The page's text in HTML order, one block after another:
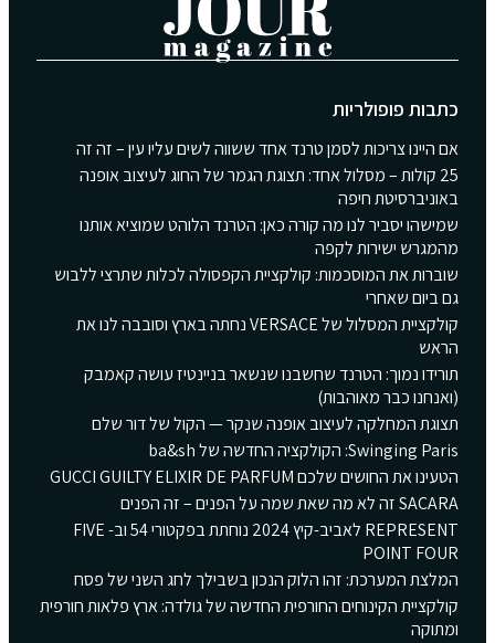
כתבות פופולריות
אם היינו צריכות לסמן טרנד אחד ששווה לשים עליו עין – זה זה
25 קולות – מסלול אחד: תצוגת הגמר של החוג לעיצוב אופנה
באוניברסיטת חיפה
שמישהו יסביר לנו מה קורה כאן: הטרנד הלוהט שמוציא אותנו
מהמגרש ישירות לקפה
שוברות את המוסכמות: קולקציית הקפסולה לכלות שתרצי ללבוש
גם ביום שאחרי
קולקציית המסלול של VERSACE נחתה בארץ וסובבה לנו את
הראש
תורידו נמוך: הטרנד שחשבנו שנשאר בניינטיז עושה קאמבק
(ואנחנו כבר מאוהבות)
תצוגת המחלקה לעיצוב אופנה שנקר — הקול של דור שלם
Swinging Paris: הקולקציה החדשה של ba&sh
הטעינו את החושים שלכם GUCCI GUILTY ELIXIR DE PARFUM
SACARA זה לא מה שאת שמה על הפנים – זה הפנים
REPRESENT לאביב-קיץ 2024 נוחתת בפקטורי 54 וב- FIVE
POINT FOUR
המלצת המערכת: זהו הלוק הנכון בשבילך לחג השני של פסח
קולקציית הקינוחים החורפית החדשה של גולדה: ארץ פלאות חורפית
ומתוקה